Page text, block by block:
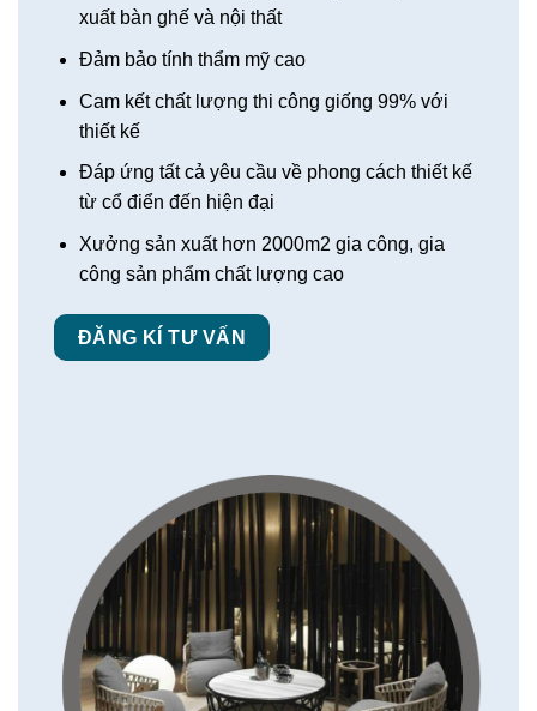
xuất bàn ghế và nội thất
Đảm bảo tính thẩm mỹ cao
Cam kết chất lượng thi công giống 99% với
thiết kế
Đáp ứng tất cả yêu cầu về phong cách thiết kế
từ cổ điển đến hiện đại
Xưởng sản xuất hơn 2000m2 gia công, gia
công sản phẩm chất lượng cao
ĐĂNG KÍ TƯ VẤN